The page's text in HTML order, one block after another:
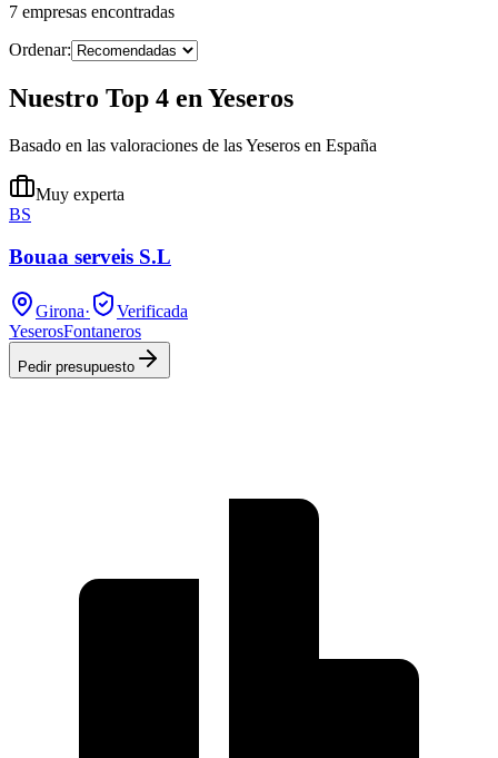
7 empresas encontradas
Ordenar:
Nuestro Top 4 en Yeseros
Basado en las valoraciones de las Yeseros en España
Muy experta
BS
Bouaa serveis S.L
Girona·
Verificada
YeserosFontaneros
Pedir presupuesto